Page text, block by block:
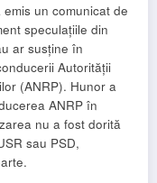
un comunicat de
speculațiile din
ar susține în
Autorității
(ANRP). Hunor a
ANRP în
nu a fost dorită
sau PSD,